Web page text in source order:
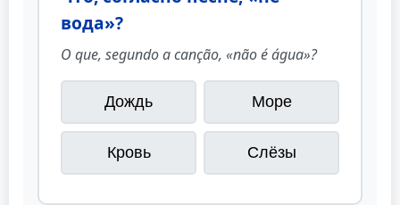
вода»?
O que, segundo a canção, «não é água»?
Дождь Море
Кровь Слёзы